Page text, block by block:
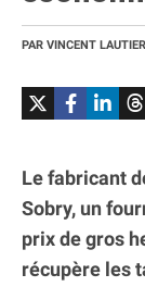
PAR VINCENT LAUTIER
Le fabricant
Sobry, un
prix de gros
récupère les